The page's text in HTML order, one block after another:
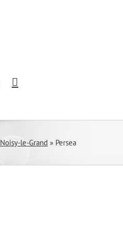
Noisy-le-Grand » Persea